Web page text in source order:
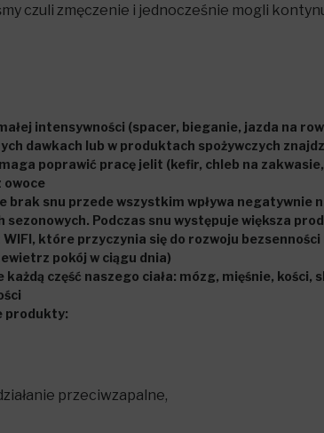
czuli zmęczenie i jednocześnie mogli
intensywności (spacer, bieganie, jazda na
dawkach lub w produktach spożywczych
poprawić pracę jelit (kefir, chleb na
owoce
brak snu przede wszystkim wpływa
Podczas snu występuje większa
które przyczynia się do rozwoju
pokój w ciągu dnia)
część naszego ciała: mózg, mięśnie, kości,
produkty:
przeciwzapalne,